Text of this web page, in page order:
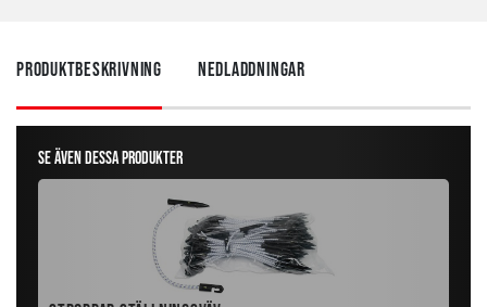
300ST/PALL
07342
PRESENNING BASIC GRÖN 5,4 X 7,2M LÄTTV. 63 G/M2 5 ST/FP
175ST/PALL
7.2 m 5.4 m
PRESENNING BASIC GRÖN 6 X 10M LÄTTV. 63 G/M2 5 ST/FP
Produktbeskrivning Nedladdningar
Se även dessa produkter